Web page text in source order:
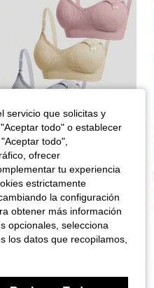
4,87
4,87
Ahorro de 0,02€
(1000+)
servicio que solicitas y
todo" o establecer
todo",
ofrecer
tu experiencia
estrictamente
la configuración
obtener más información
opcionales, selecciona
los datos que recopilamos,